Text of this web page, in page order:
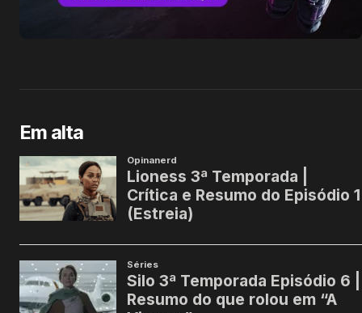
Em alta